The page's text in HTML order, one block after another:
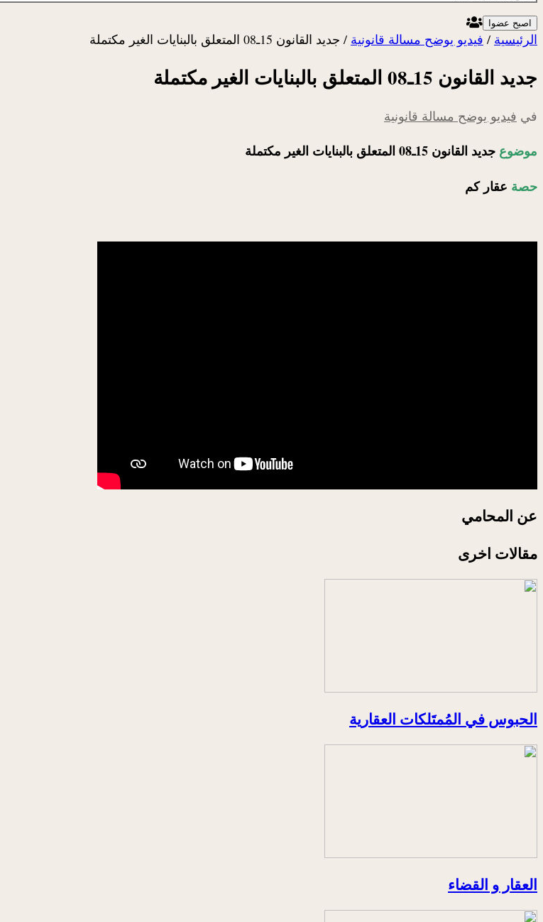
اصبح عضوا
الرئيسية / فيديو يوضح مسالة قانونية / جديد القانون 15ـ08 المتعلق بالبنايات الغير مكتملة
جديد القانون 15ـ08 المتعلق بالبنايات الغير مكتملة
في فيديو يوضح مسالة قانونية
موضوع جديد القانون 15ـ08 المتعلق بالبنايات الغير مكتملة
حصة عقار كم
عن المحامي
مقالات اخرى
الحبوس في المُمتَلكات العقارية
العقار و القضاء